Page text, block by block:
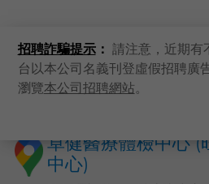
招聘詐騙提示： 請注意，近期有
台以本公司名義刊登虛假招聘廣
瀏覽本公司招聘網站。
卓健服務
卓健手機App
最新資訊
主頁 搜尋醫療服務
卓健醫療體檢中心 (
中心)